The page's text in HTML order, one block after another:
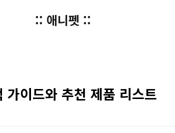
:: 애니펫 ::
가이드와 추천 제품 리스트